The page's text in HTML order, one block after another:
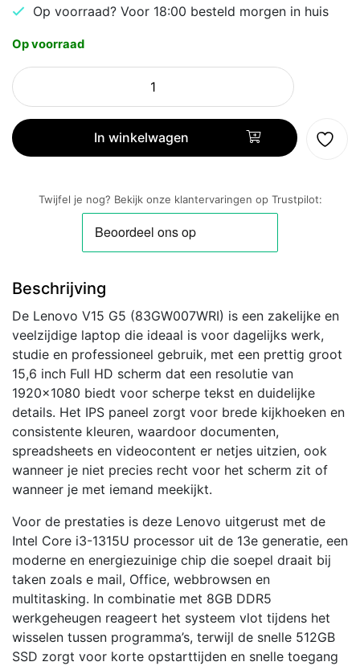
Op voorraad? Voor 18:00 besteld morgen in huis
Op voorraad
Lenovo
V15
|
15.6''
i3-
|
8GB
DDR5
|
512GB
SSD
|
W11
Pro
aantal
In winkelwagen
Twijfel je nog? Bekijk onze klantervaringen op Trustpilot:
Beschrijving
De Lenovo V15 G5 (83GW007WRI) is een zakelijke en
veelzijdige laptop die ideaal is voor dagelijks werk,
studie en professioneel gebruik, met een prettig groot
15,6 inch Full HD scherm dat een resolutie van
1920×1080 biedt voor scherpe tekst en duidelijke
details. Het IPS paneel zorgt voor brede kijkhoeken en
consistente kleuren, waardoor documenten,
spreadsheets en videocontent er netjes uitzien, ook
wanneer je niet precies recht voor het scherm zit of
wanneer je met iemand meekijkt.
Voor de prestaties is deze Lenovo uitgerust met de
Intel Core i3-1315U processor uit de 13e generatie, een
moderne en energiezuinige chip die soepel draait bij
taken zoals e mail, Office, webbrowsen en
multitasking. In combinatie met 8GB DDR5
werkgeheugen reageert het systeem vlot tijdens het
wisselen tussen programma’s, terwijl de snelle 512GB
SSD zorgt voor korte opstarttijden en snelle toegang